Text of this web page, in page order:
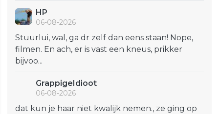
HP
06-08-2026
Stuurlui, wal, ga dr zelf dan eens staan! Nope,
filmen. En ach, er is vast een kneus, prikker
bijvoo...
GrappigeIdioot
06-08-2026
dat kun je haar niet kwalijk nemen., ze ging op